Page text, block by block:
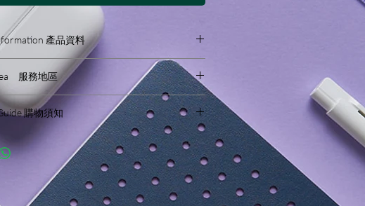
產品資料
、薑精油、山茶花果油等多重植萃精華。
山茶花果油，深層滋養增加皮膚保濕度，柑橘
愉。
質、乾性膚質使用。
配方，95%使用天然來源原料，歐盟認證甘蔗
分、天然葡萄柚來源防腐成份、色彩來自天然
薑純露、薑精油、山茶花果油等精華萃取。
質地溫和，適合一般膚質、乾性膚質適用。
添加薑純露、薑精油、山茶花果油等多重植萃
服務地區
and ship products to Hong Kong and Macau.
make deliveries outside of these territories.
限於香港特別行政區及澳門特別行政區境內。
購物須知
the shopping guide before checking out.
閱並了解購物須知。